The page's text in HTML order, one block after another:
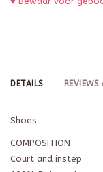
DETAILS REVIEWS
Shoes
COMPOSITION
Court and instep